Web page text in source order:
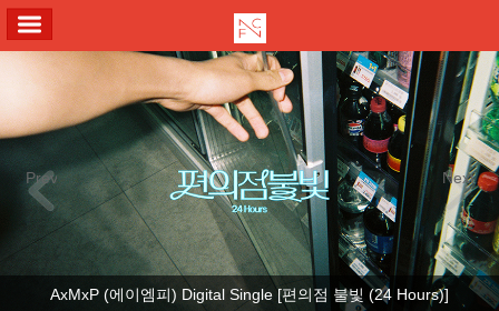
Previous Next
AxMxP (에이엠피) Digital Single [편의점 불빛 (24 Hours)]